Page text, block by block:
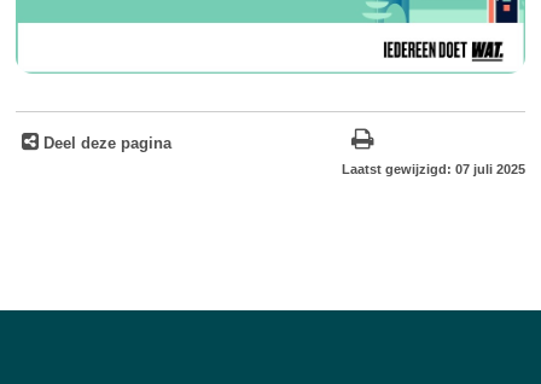
Deel deze pagina
Laatst gewijzigd: 07 juli 2025